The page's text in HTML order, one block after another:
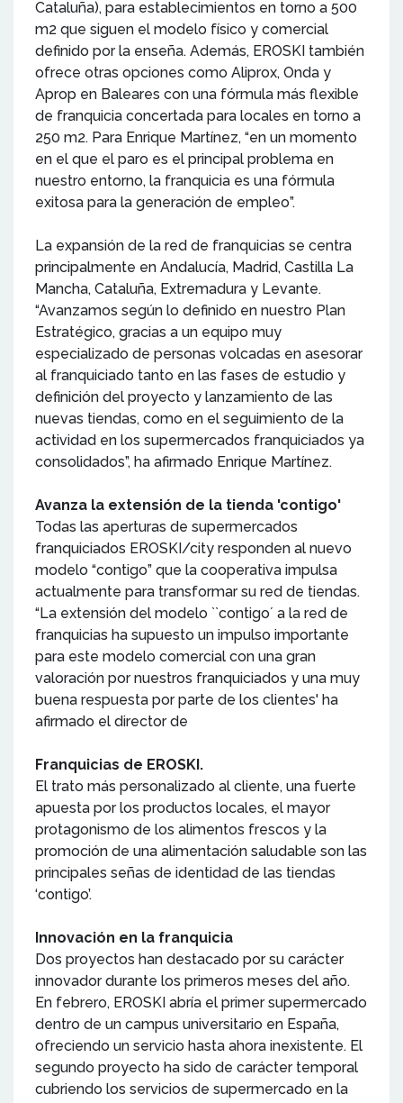
Cataluña), para establecimientos en torno a 500
m2 que siguen el modelo físico y comercial
definido por la enseña. Además, EROSKI también
ofrece otras opciones como Aliprox, Onda y
Aprop en Baleares con una fórmula más flexible
de franquicia concertada para locales en torno a
250 m2. Para Enrique Martínez, “en un momento
en el que el paro es el principal problema en
nuestro entorno, la franquicia es una fórmula
exitosa para la generación de empleo”.
La expansión de la red de franquicias se centra
principalmente en Andalucía, Madrid, Castilla La
Mancha, Cataluña, Extremadura y Levante.
“Avanzamos según lo definido en nuestro Plan
Estratégico, gracias a un equipo muy
especializado de personas volcadas en asesorar
al franquiciado tanto en las fases de estudio y
definición del proyecto y lanzamiento de las
nuevas tiendas, como en el seguimiento de la
actividad en los supermercados franquiciados ya
consolidados”, ha afirmado Enrique Martínez.
Avanza la extensión de la tienda 'contigo'
Todas las aperturas de supermercados
franquiciados EROSKI/city responden al nuevo
modelo “contigo” que la cooperativa impulsa
actualmente para transformar su red de tiendas.
“La extensión del modelo ``contigo´ a la red de
franquicias ha supuesto un impulso importante
para este modelo comercial con una gran
valoración por nuestros franquiciados y una muy
buena respuesta por parte de los clientes' ha
afirmado el director de
Franquicias de EROSKI.
El trato más personalizado al cliente, una fuerte
apuesta por los productos locales, el mayor
protagonismo de los alimentos frescos y la
promoción de una alimentación saludable son las
principales señas de identidad de las tiendas
‘contigo’.
Innovación en la franquicia
Dos proyectos han destacado por su carácter
innovador durante los primeros meses del año.
En febrero, EROSKI abría el primer supermercado
dentro de un campus universitario en España,
ofreciendo un servicio hasta ahora inexistente. El
segundo proyecto ha sido de carácter temporal
cubriendo los servicios de supermercado en la